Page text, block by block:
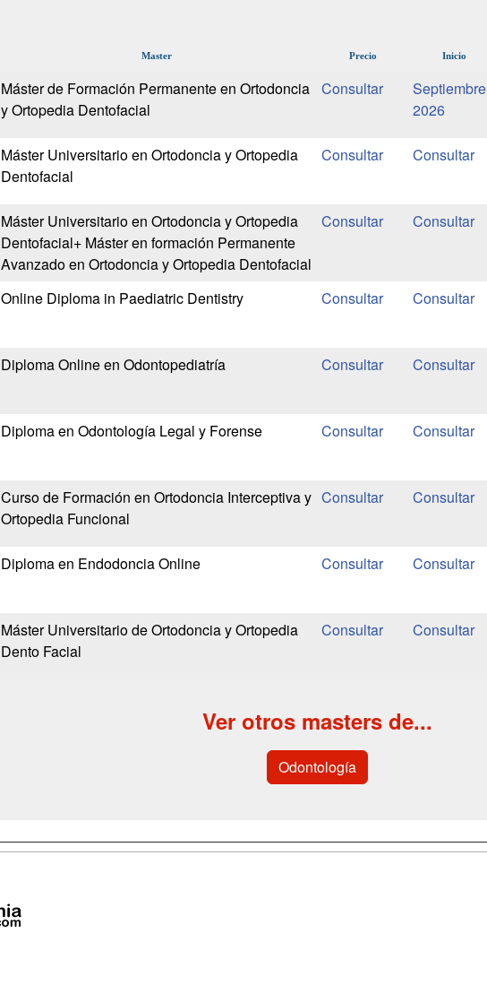
Master Precio Inicio
Máster de Formación Permanente en Ortodoncia
y Ortopedia Dentofacial
Septiembre
2026
Máster Universitario en Ortodoncia y Ortopedia
Dentofacial
Máster Universitario en Ortodoncia y Ortopedia
Dentofacial+ Máster en formación Permanente
Avanzado en Ortodoncia y Ortopedia Dentofacial
Online Diploma in Paediatric Dentistry
Diploma Online en Odontopediatría
Diploma en Odontología Legal y Forense
Curso de Formación en Ortodoncia Interceptiva y
Ortopedia Funcional
Diploma en Endodoncia Online
Máster Universitario de Ortodoncia y Ortopedia
Dento Facial
Ver otros masters de...
Odontología